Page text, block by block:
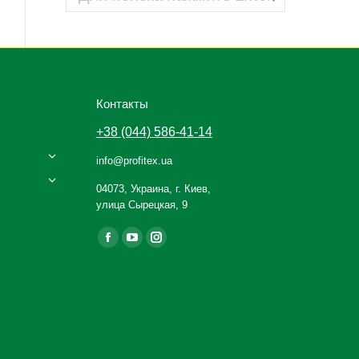
Контакты
+38 (044) 586-41-14
info@profitex.ua
04073, Украина, г. Киев,
улица Сырецкая, 9
Ищите нас:
Facebook
YouTubeInstagram